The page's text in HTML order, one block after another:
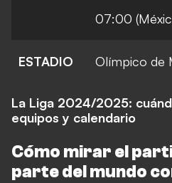
07:00
ESTADIO Olímpico de
La Liga 2024/2025:
equipos y calendario
Cómo mirar el
parte del mundo